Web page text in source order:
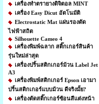
เครื่องทำตรายางดิจิตอล MINT
เครื่อง Easy Dicut อัตโนมัติ
Electrostatic Mat แผ่นรองตัด
ไฟฟ้าสถิต
Silhouette Cameo 4
เครื่องพิมพ์ฉลาก สติ๊กเกอร์สินค้า
รุ่นใหม่ล่าสุด
เครื่องปริ้นสติกเกอร์ม้วน Label Jet
A3
เครื่องพิมพ์สติกเกอร์ Epson เอามา
ปริ้นสติกเกอร์แบบม้วน ดีจริงมั้ย?
เครื่องตัดสติ๊กเกอร์ซ้อนสีแต่งหน้า